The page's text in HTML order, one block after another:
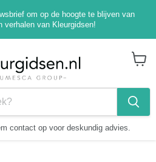
om op de hoogte te blijven van
verhalen van Kleurgidsen!
contact op voor deskundig advies.